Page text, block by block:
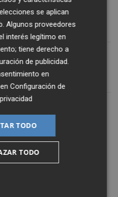
y estará también
DE CASTELLÓN
se aplican
Algunos proveedores
interés legítimo en
tiene derecho a
de publicidad
en
enConfiguración de
TODO
TODO